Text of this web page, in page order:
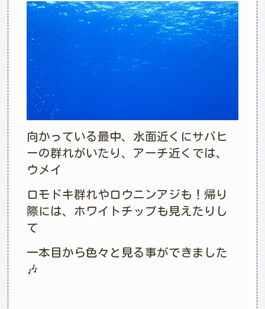
向かっている最中、水面近くにサバヒ
ーの群れがいたり、アーチ近くでは、
ウメイ
ロモドキ群れやロウニンアジも！帰り
際には、ホワイトチップも見えたりし
て
一本目から色々と見る事ができました
🎶